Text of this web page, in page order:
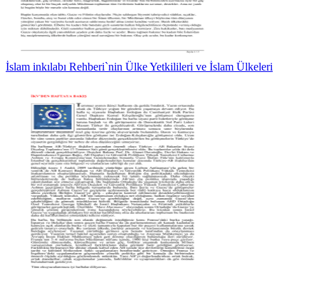
İslam inkılabı Rehberi`nin Ülke Yetkilileri ve İslam Ülkeleri